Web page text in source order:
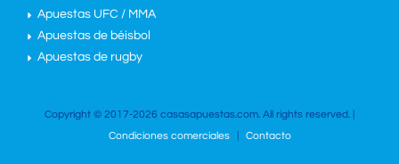
Apuestas UFC / MMA
Apuestas de béisbol
Apuestas de rugby
Copyright © 2017-2026 casasapuestas.com. All rights reserved. |
Condiciones comerciales
Contacto